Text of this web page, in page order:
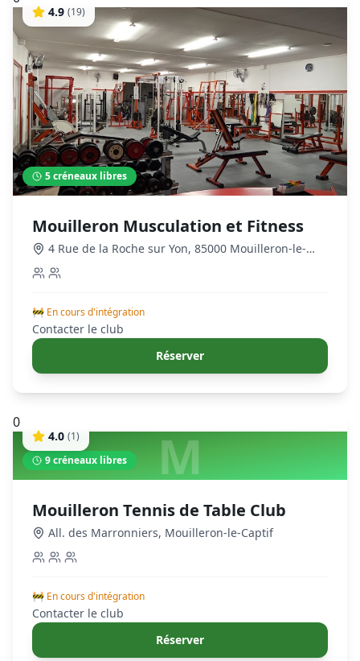
4.9 (19)
5créneaux libres
Mouilleron Musculation et Fitness
4 Rue de la Roche sur Yon, 85000 Mouilleron-le-
Captif, France
🚧 En cours d'intégration
Contacter le club
Réserver
0
M
4.0 (1)
9créneaux libres
Mouilleron Tennis de Table Club
All. des Marronniers, Mouilleron-le-Captif
🚧 En cours d'intégration
Contacter le club
Réserver